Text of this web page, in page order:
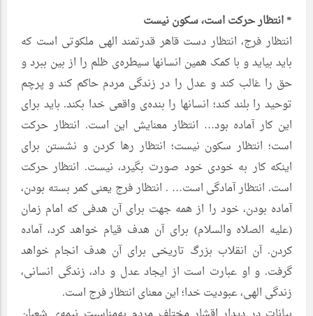
* انتظار حرکت است، سکون نیست
انتظار فرج، انتظار دست قاهر قدرتمند الهی ملکوتی است که
باید بیاید و با کمک همین انسانها سیطره‌ی ظلم را از بین ببرد و
حق را غالب کند و عدل را در زندگی مردم حاکم کند و پرچم
توحید را بلند کند؛ انسانها را بنده‌ی واقعی خدا بکند. باید برای
این کار آماده بود… انتظار معنایش این است. انتظار حرکت
است؛ انتظار سکون نیست؛ انتظار رها کردن و نشستن برای
اینکه کار به خودی خود صورت بگیرد، نیست. انتظار حرکت
است. انتظار آمادگی است… . انتظار فرج یعنی کمر بسته بودن،
آماده بودن، خود را از همه جهت برای آن هدفی که امام زمان
(علیه الصلاه والسلام) برای آن هدف قیام خواهد کرد، آماده
کردن. آن انقلاب بزرگ تاریخی برای آن هدف انجام خواهد
گرفت. و او عبارت است از ایجاد عدل و داد، زندگی انسانی،
زندگی الهی، عبودیت خدا؛ این معنای انتظار فرج است.